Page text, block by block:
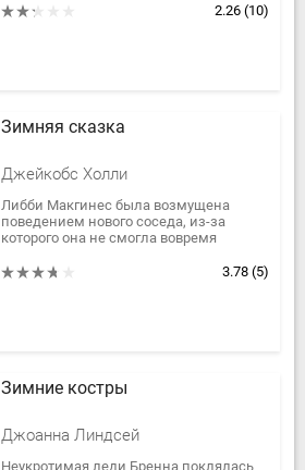
им вдвоем, или это только в...
2.26 (10)
Зимняя сказка
Джейкобс Холли
Либби Макгинес была возмущена
поведением нового соседа, из-за
которого она не смогла вовремя
не мог предположить, как
3.78 (5)
Зимние костры
Джоанна Линдсей
Неукротимая леди Бренна поклялась